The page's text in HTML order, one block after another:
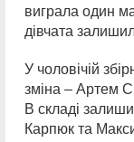
виграла один
дівчата
У чоловічій
зміна – Артем
В складі
Карпюк та